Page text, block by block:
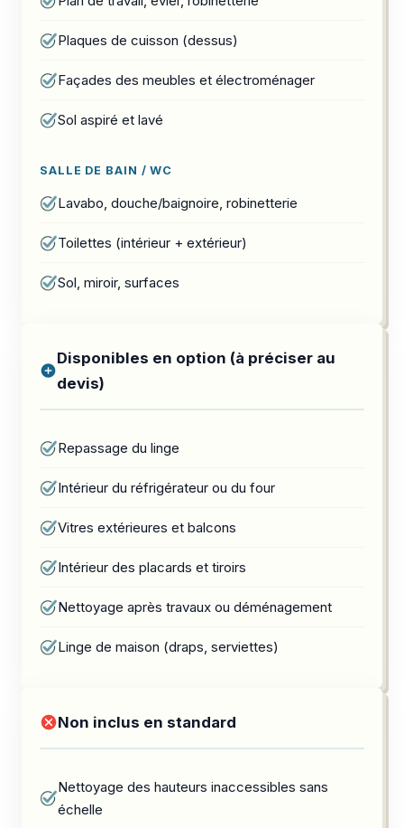
Plaques de cuisson (dessus)
Façades des meubles et électroménager
Sol aspiré et lavé
SALLE DE BAIN / WC
Lavabo, douche/baignoire, robinetterie
Toilettes (intérieur + extérieur)
Sol, miroir, surfaces
Disponibles en option (à préciser au
devis)
Repassage du linge
Intérieur du réfrigérateur ou du four
Vitres extérieures et balcons
Intérieur des placards et tiroirs
Nettoyage après travaux ou déménagement
Linge de maison (draps, serviettes)
Non inclus en standard
Nettoyage des hauteurs inaccessibles sans
échelle